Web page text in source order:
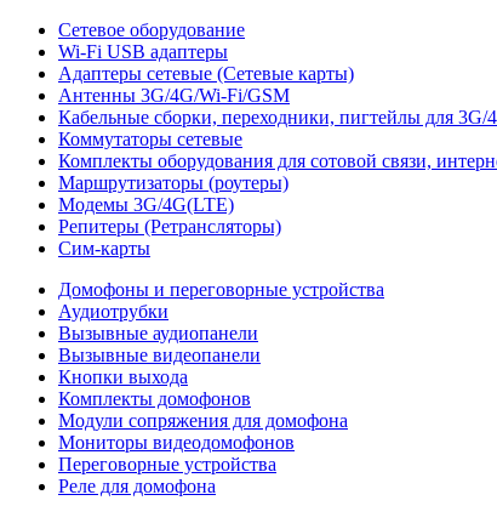
Сетевое оборудование
Wi-Fi USB адаптеры
Адаптеры сетевые (Сетевые карты)
Антенны 3G/4G/Wi-Fi/GSM
Кабельные сборки, переходники, пигтейлы для 3G/
Коммутаторы сетевые
Комплекты оборудования для сотовой связи,
Маршрутизаторы (роутеры)
Модемы 3G/4G(LTE)
Репитеры (Ретрансляторы)
Сим-карты
Домофоны и переговорные устройства
Аудиотрубки
Вызывные аудиопанели
Вызывные видеопанели
Кнопки выхода
Комплекты домофонов
Модули сопряжения для домофона
Мониторы видеодомофонов
Переговорные устройства
Реле для домофона